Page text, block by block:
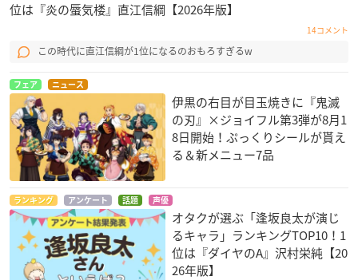
位は『炎の蜃気楼』直江信綱【2026年版】
14コメント
この時代に直江信綱が1位になるのおもろすぎるw
フェア ニュース
伊黒の右目が目玉焼きに『鬼滅
の刃』×ジョイフル第3弾が8月1
8日開始！ぷっくりシールが貰え
る＆新メニュー7品
ランキング アンケート 話題 声優
オタクが選ぶ「逢坂良太が演じ
るキャラ」ランキングTOP10！1
位は『ダイヤのA』沢村栄純【20
26年版】